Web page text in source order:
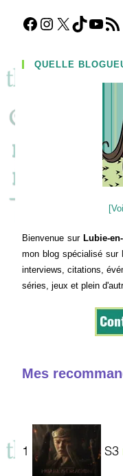
Facebook
Instagram
X TikTokYouTube
Flux RSS
QUELLE
Bienvenue sur Lubie-
mon blog spécialisé
interviews, citations,
séries, jeux et plein
Mes
1 S3